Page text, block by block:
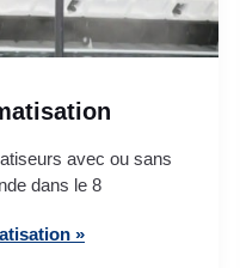
avec ou sans
dans le 8
»